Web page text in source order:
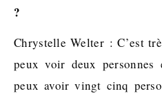
?
Chrystelle Welter : C’est
peux voir deux
peux avoir vingt cinq